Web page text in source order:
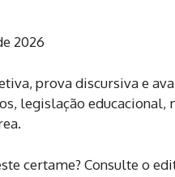
2026
prova discursiva e
legislação educacional,
certame? Consulte o